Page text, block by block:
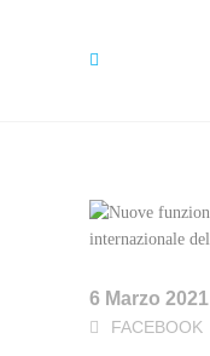
6 Marzo 2021
FACEBOOK